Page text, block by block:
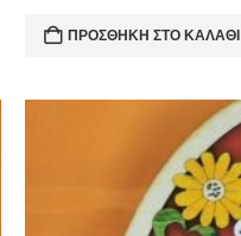
ΠΡΟΣΘΉΚΗ ΣΤΟ ΚΑΛΆΘΙ